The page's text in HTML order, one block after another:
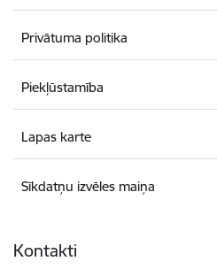
Privātuma politika
Piekļūstamība
Lapas karte
Sīkdatņu izvēles maiņa
Kontakti